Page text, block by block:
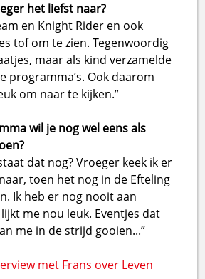
het liefst naar?
en Knight Rider en ook
tof om te zien. Tegenwoordig
maar als kind verzamelde
programma’s. Ook daarom
om naar te kijken.”
wil je nog wel eens als
dat nog? Vroeger keek ik er
toen het nog in de Efteling
Ik heb er nog nooit aan
me nou leuk. Eventjes dat
me in de strijd gooien...”
met Frans over Leven